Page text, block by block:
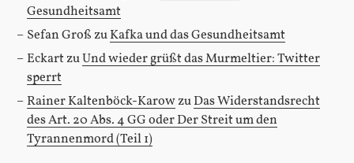
Gesundheitsamt
Sefan Groß zuKafka und das Gesundheitsamt
Eckart zuUnd wieder grüßt das Murmeltier: Twitter
sperrt
Rainer Kaltenböck-KarowzuDas Widerstandsrecht
des Art. 20 Abs. 4 GG oder Der Streit um den
Tyrannenmord (Teil 1)